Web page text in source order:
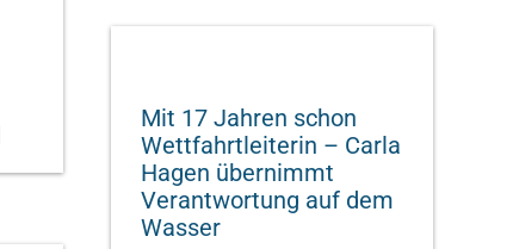
Mit 17 Jahren schon
Wettfahrtleiterin – Carla
Hagen übernimmt
Verantwortung auf dem
Wasser